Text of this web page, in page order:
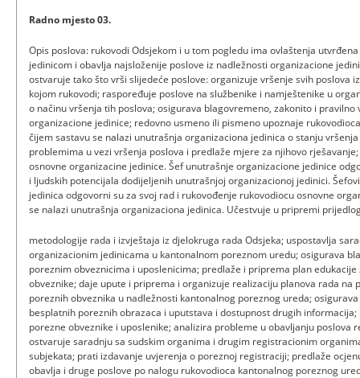
Radno mjesto 03.
Opis poslova: rukovodi Odsjekom i u tom pogledu ima ovlaštenja
jedinicom i obavlja najsloženije poslove iz nadležnosti organizacione
ostvaruje tako što vrši slijedeće poslove: organizuje vršenje svih poslova
kojom rukovodi; raspoređuje poslove na službenike i namještenike u
o načinu vršenja tih poslova; osigurava blagovremeno, zakonito i
organizacione jedinice; redovno usmeno ili pismeno upoznaje
čijem sastavu se nalazi unutrašnja organizaciona jedinica o stanju
problemima u vezi vršenja poslova i predlaže mjere za njihovo
osnovne organizacine jedinice. Šef unutrašnje organizacione jedinice
i ljudskih potencijala dodijeljenih unutrašnjoj organizacionoj jedinici.
jedinica odgovorni su za svoj rad i rukovođenje rukovodiocu osnovne
se nalazi unutrašnja organizaciona jedinica. Učestvuje u pripremi
metodologije rada i izvještaja iz djelokruga rada Odsjeka; uspostavlja
organizacionim jedinicama u kantonalnom poreznom uredu; osigurava
poreznim obveznicima i uposlenicima; predlaže i priprema plan
obveznike; daje upute i priprema i organizuje realizaciju planova rada na
poreznih obveznika u nadležnosti kantonalnog poreznog ureda;
besplatnih poreznih obrazaca i uputstava i dostupnost drugih
porezne obveznike i uposlenike; analizira probleme u obavljanju poslova
ostvaruje saradnju sa sudskim organima i drugim registracionim
subjekata; prati izdavanje uvjerenja o poreznoj registraciji; predlaže
obavlja i druge poslove po nalogu rukovodioca kantonalnog poreznog